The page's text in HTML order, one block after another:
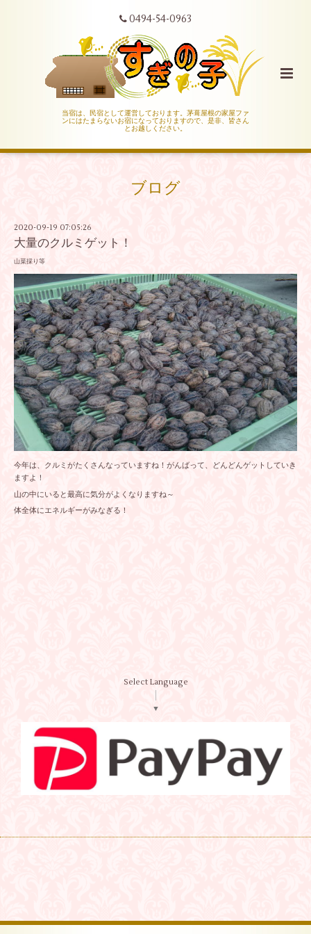
0494-54-0963
当宿は、民宿として運営しております。茅葺屋根の家屋ファ
ンにはたまらないお宿になっておりますので、是非、皆さん
とお越しください。
ブログ
2020-09-19 07:05:26
大量のクルミゲット！
山菜採り等
今年は、クルミがたくさんなっていますね！がんばって、どんどんゲットしていき
ますよ！
山の中にいると最高に気分がよくなりますね～
体全体にエネルギーがみなぎる！
Select Language
▼